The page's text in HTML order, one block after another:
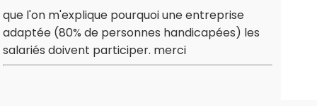
que l'on m'explique pourquoi une entreprise
adaptée (80% de personnes handicapées) les
salariés doivent participer. merci